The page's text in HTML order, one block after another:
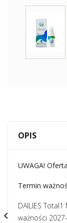
OPIS
UWAGA!
Termin
DAILIES
ważności
